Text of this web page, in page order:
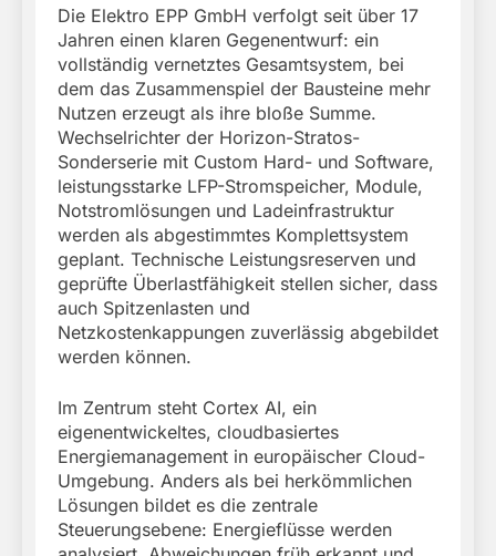
Die Elektro EPP GmbH verfolgt seit über 17
Jahren einen klaren Gegenentwurf: ein
vollständig vernetztes Gesamtsystem, bei
dem das Zusammenspiel der Bausteine mehr
Nutzen erzeugt als ihre bloße Summe.
Wechselrichter der Horizon-Stratos-
Sonderserie mit Custom Hard- und Software,
leistungsstarke LFP-Stromspeicher, Module,
Notstromlösungen und Ladeinfrastruktur
werden als abgestimmtes Komplettsystem
geplant. Technische Leistungsreserven und
geprüfte Überlastfähigkeit stellen sicher, dass
auch Spitzenlasten und
Netzkostenkappungen zuverlässig abgebildet
werden können.
Im Zentrum steht Cortex AI, ein
eigenentwickeltes, cloudbasiertes
Energiemanagement in europäischer Cloud-
Umgebung. Anders als bei herkömmlichen
Lösungen bildet es die zentrale
Steuerungsebene: Energieflüsse werden